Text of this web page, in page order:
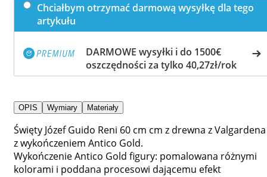
Chciałbym otrzymać darmową wysyłkę dla tego
artykułu
DARMOWE wysyłki i do 1500€
oszczędności za tylko 40,27zł/rok
OPIS Wymiary Materiały
Święty Józef Guido Reni 60 cm cm z drewna z Valgardena
z wykończeniem Antico Gold.
Wykończenie Antico Gold figury: pomalowana różnymi
kolorami i poddana procesowi dającemu efekt